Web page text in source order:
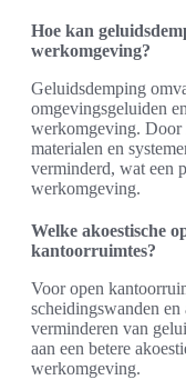
Hoe kan
werkomgeving?
Geluidsdemping
omgevingsgeluiden
werkomgeving. Door
materialen en
verminderd, wat een
werkomgeving.
Welke akoestische
kantoorruimtes?
Voor open
scheidingswanden
verminderen van
aan een betere
werkomgeving.